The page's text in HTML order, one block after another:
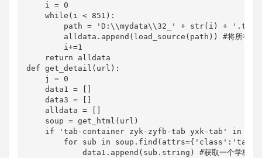
    i = 0
    while(i < 851):
path = 'D:\\mydata\\32_' + str(i) + '.txt' #
alldata.append(load_source(path)) #将所有的文
        i+=1
    return alldata
def get_detail(url):
    j = 0
    data1 = []
    data3 = []
    alldata = []
    soup = get_html(url)
if 'tab-container zyk-zyfb-tab yxk-tab' in
for sub in
data1.append(sub.string) #获取一个学校的